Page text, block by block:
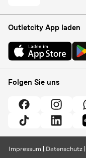
Outletcity App laden
Folgen Sie uns
Impressum Datenschutz